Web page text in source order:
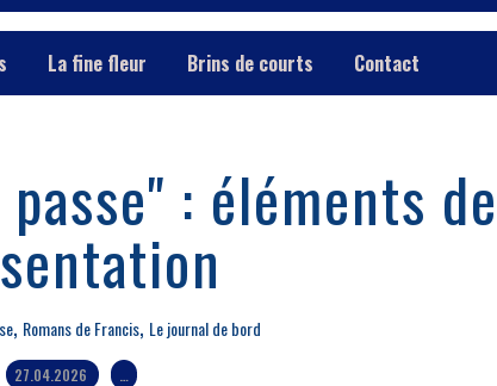
La fine fleur Brins de courts Contact
: éléments de
, Romans de Francis, Le journal de bord
27.04.2026